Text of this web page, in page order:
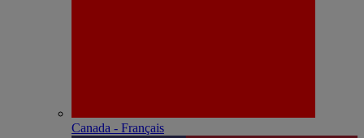
Canada - Français